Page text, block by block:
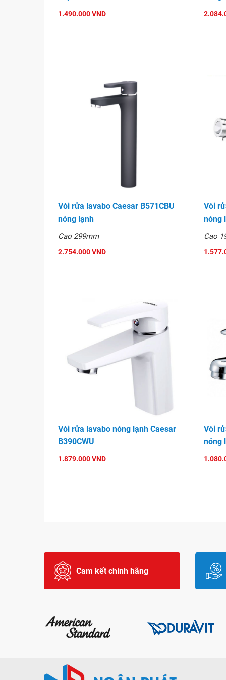
1.490.000 VND
Vòi rửa lavabo Caesar B571CBU
nóng lạnh
Cao 299mm
2.754.000 VND
Vòi
nóng
Cao
Vòi rửa lavabo nóng lạnh Caesar
B390CWU
1.879.000 VND
Vòi
nóng
Cam kết chính hãng